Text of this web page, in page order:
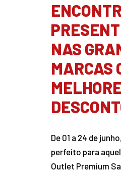
NAS
MARCAS
De 01 a 24 de
perfeito para
Outlet Premium